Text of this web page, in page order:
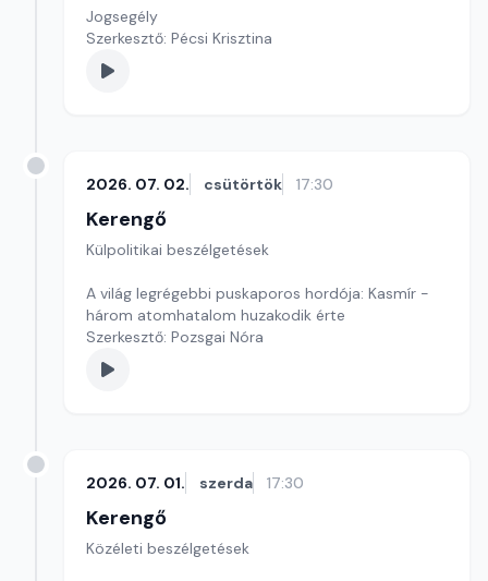
Jogsegély
Szerkesztő: Pécsi Krisztina
2026. 07. 02. csütörtök 17:30
Kerengő
Külpolitikai beszélgetések
A világ legrégebbi puskaporos hordója: Kasmír -
három atomhatalom huzakodik érte
Szerkesztő: Pozsgai Nóra
2026. 07. 01. szerda 17:30
Kerengő
Közéleti beszélgetések